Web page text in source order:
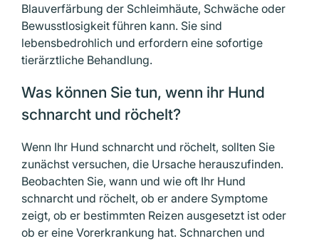
Blauverfärbung der Schleimhäute, Schwäche oder
Bewusstlosigkeit führen kann. Sie sind
lebensbedrohlich und erfordern eine sofortige
tierärztliche Behandlung.
Was können Sie tun, wenn ihr Hund
schnarcht und röchelt?
Wenn Ihr Hund schnarcht und röchelt, sollten Sie
zunächst versuchen, die Ursache herauszufinden.
Beobachten Sie, wann und wie oft Ihr Hund
schnarcht und röchelt, ob er andere Symptome
zeigt, ob er bestimmten Reizen ausgesetzt ist oder
ob er eine Vorerkrankung hat. Schnarchen und